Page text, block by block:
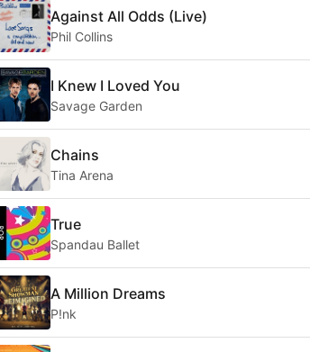
Against All Odds (Live)
Phil Collins
I Knew I Loved You
Savage Garden
Chains
Tina Arena
True
Spandau Ballet
A Million Dreams
P!nk